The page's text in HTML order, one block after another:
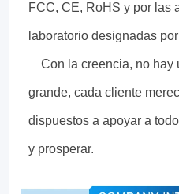
FCC, CE, RoHS y por las
laboratorio designadas
Con la creencia, no hay
grande, cada cliente
dispuestos a apoyar a
y prosperar.